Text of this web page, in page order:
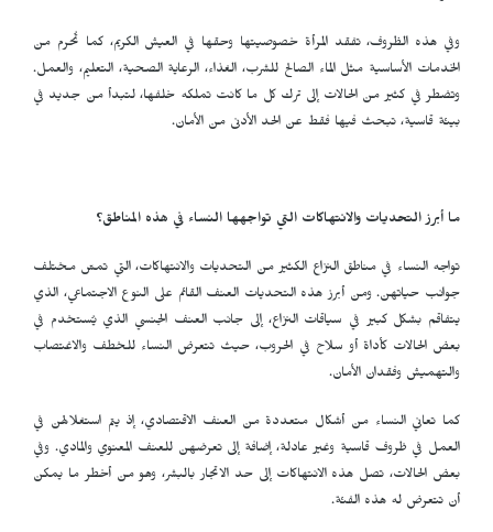
وفي هذه الظروف، تفقد المرأة خصوصيتها وحقها في العيش الكريم، كما تُحرم من
الخدمات الأساسية مثل الماء الصالح للشرب، الغذاء، الرعاية الصحية، التعليم، والعمل.
وتضطر في كثير من الحالات إلى ترك كل ما كانت تملكه خلفها، لتبدأ من جديد في
بيئة قاسية، تبحث فيها فقط عن الحد الأدنى من الأمان.
ما أبرز التحديات والانتهاكات التي تواجهها النساء في هذه المناطق؟
تواجه النساء في مناطق النزاع الكثير من التحديات والانتهاكات، التي تمسّ مختلف
جوانب حياتهن. ومن أبرز هذه التحديات العنف القائم على النوع الاجتماعي، الذي
يتفاقم بشكل كبير في سياقات النزاع، إلى جانب العنف الجنسي الذي يُستخدم في
بعض الحالات كأداة أو سلاح في الحروب، حيث تتعرض النساء للخطف والاغتصاب
والتهميش وفقدان الأمان.
كما تعاني النساء من أشكال متعددة من العنف الاقتصادي، إذ يتم استغلالهن في
العمل في ظروف قاسية وغير عادلة، إضافة إلى تعرضهن للعنف المعنوي والمادي. وفي
بعض الحالات، تصل هذه الانتهاكات إلى حد الاتجار بالبشر، وهو من أخطر ما يمكن
أن تتعرض له هذه الفئة.